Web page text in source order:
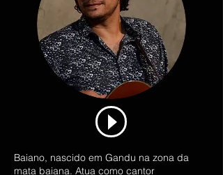
Baiano, nascido em Gandu na zona da
mata baiana. Atua como cantor